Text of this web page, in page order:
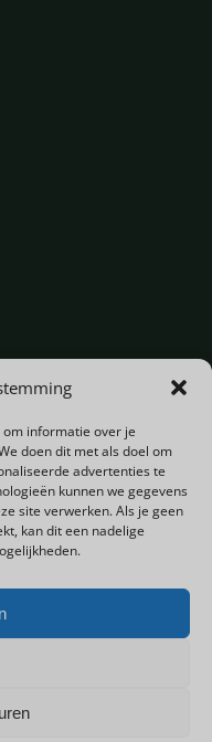
informatie over je
doen dit met als doel om
advertenties te
kunnen we gegevens
site verwerken. Als je geen
kan dit een nadelige
voorbehouden